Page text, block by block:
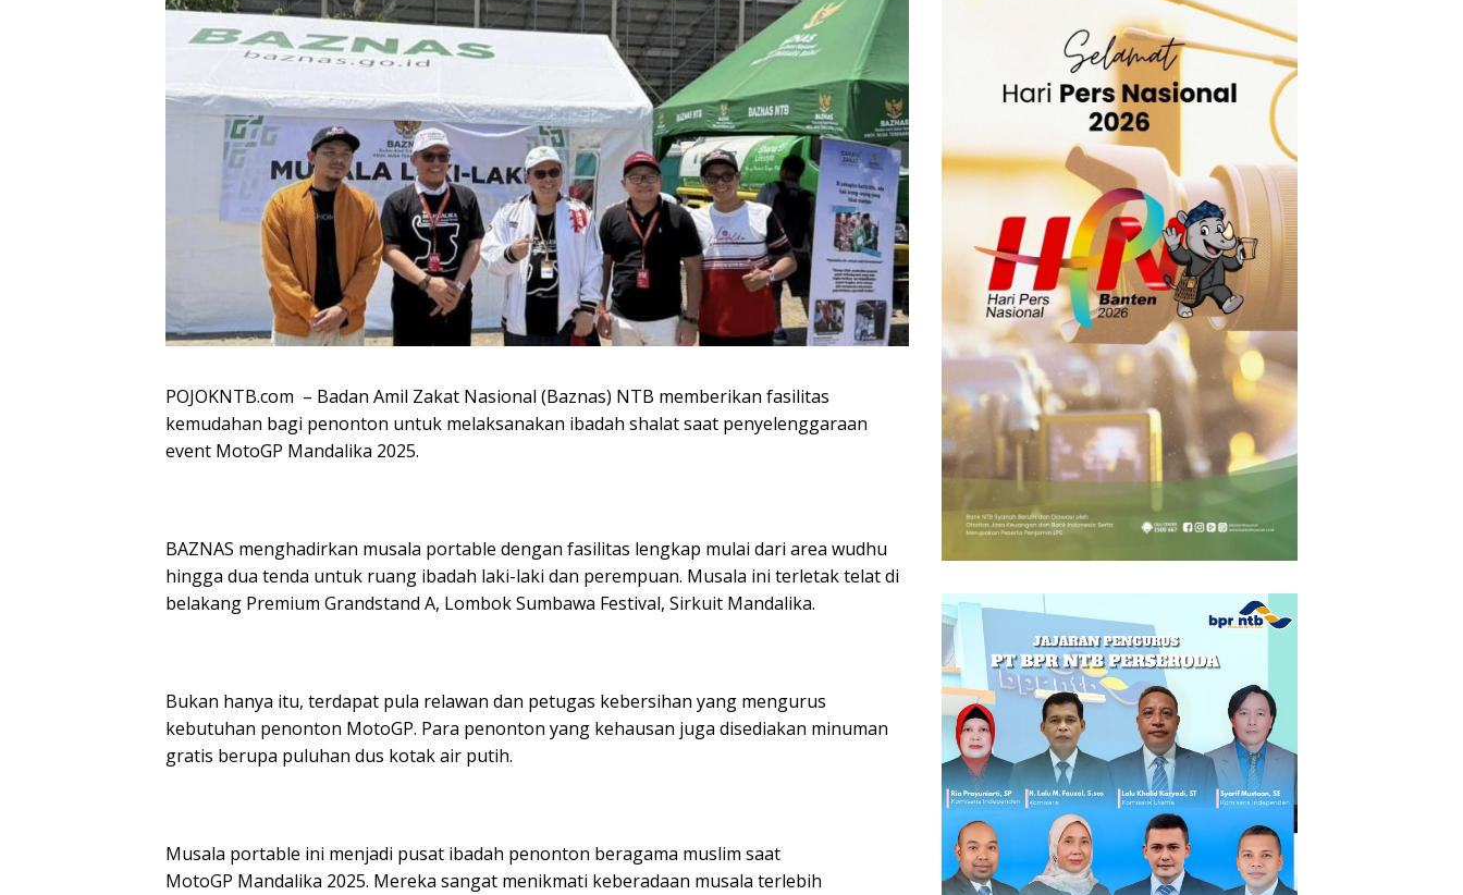
POJOKNTB.com – Badan Amil Zakat Nasional (Baznas) NTB memberikan fasilitas
kemudahan bagi penonton untuk melaksanakan ibadah shalat saat penyelenggaraan
event MotoGP Mandalika 2025.
BAZNAS menghadirkan musala portable dengan fasilitas lengkap mulai dari area wudhu
hingga dua tenda untuk ruang ibadah laki-laki dan perempuan. Musala ini terletak telat di
belakang Premium Grandstand A, Lombok Sumbawa Festival, Sirkuit Mandalika.
Bukan hanya itu, terdapat pula relawan dan petugas kebersihan yang mengurus
kebutuhan penonton MotoGP. Para penonton yang kehausan juga disediakan minuman
gratis berupa puluhan dus kotak air putih.
Musala portable ini menjadi pusat ibadah penonton beragama muslim saat
MotoGP Mandalika 2025. Mereka sangat menikmati keberadaan musala terlebih